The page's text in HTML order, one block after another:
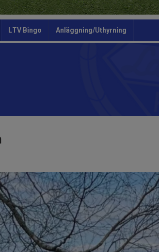
LTV Bingo Anläggning/Uthyrning